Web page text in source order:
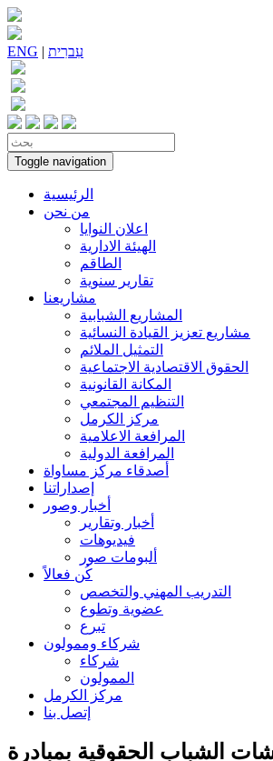
ENG | עִברִית
Toggle navigation
الرئيسية
من نحن
اعلان النوايا
الهيئة الادارية
الطاقم
تقارير سنوية
مشاريعنا
المشاريع الشبابية
مشاريع تعزيز القيادة النسائية
التمثيل الملائم
الحقوق الاقتصادية الاجتماعية
المكانة القانونية
التنظيم المجتمعي
مركز الكرمل
المرافعة الاعلامية
المرافعة الدولية
أصدقاء مركز مساواة
إصداراتنا
أخبار وصور
أخبار وتقارير
فيديوهات
ألبومات صور
كُن فعالاً
التدريب المهني والتخصص
عضوية وتطوع
تبرع
شركاء وممولون
شركاء
الممولون
مركز الكرمل
إتصل بنا
الشباب الحقوقية بمبادرة